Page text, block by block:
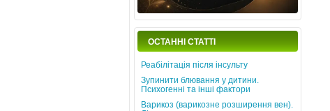
ОСТАННІ СТАТТІ
Реабілітація після інсульту
Зупинити блювання у дитини.
Психогенні та інші фактори
Варикоз (варикозне розширення вен).